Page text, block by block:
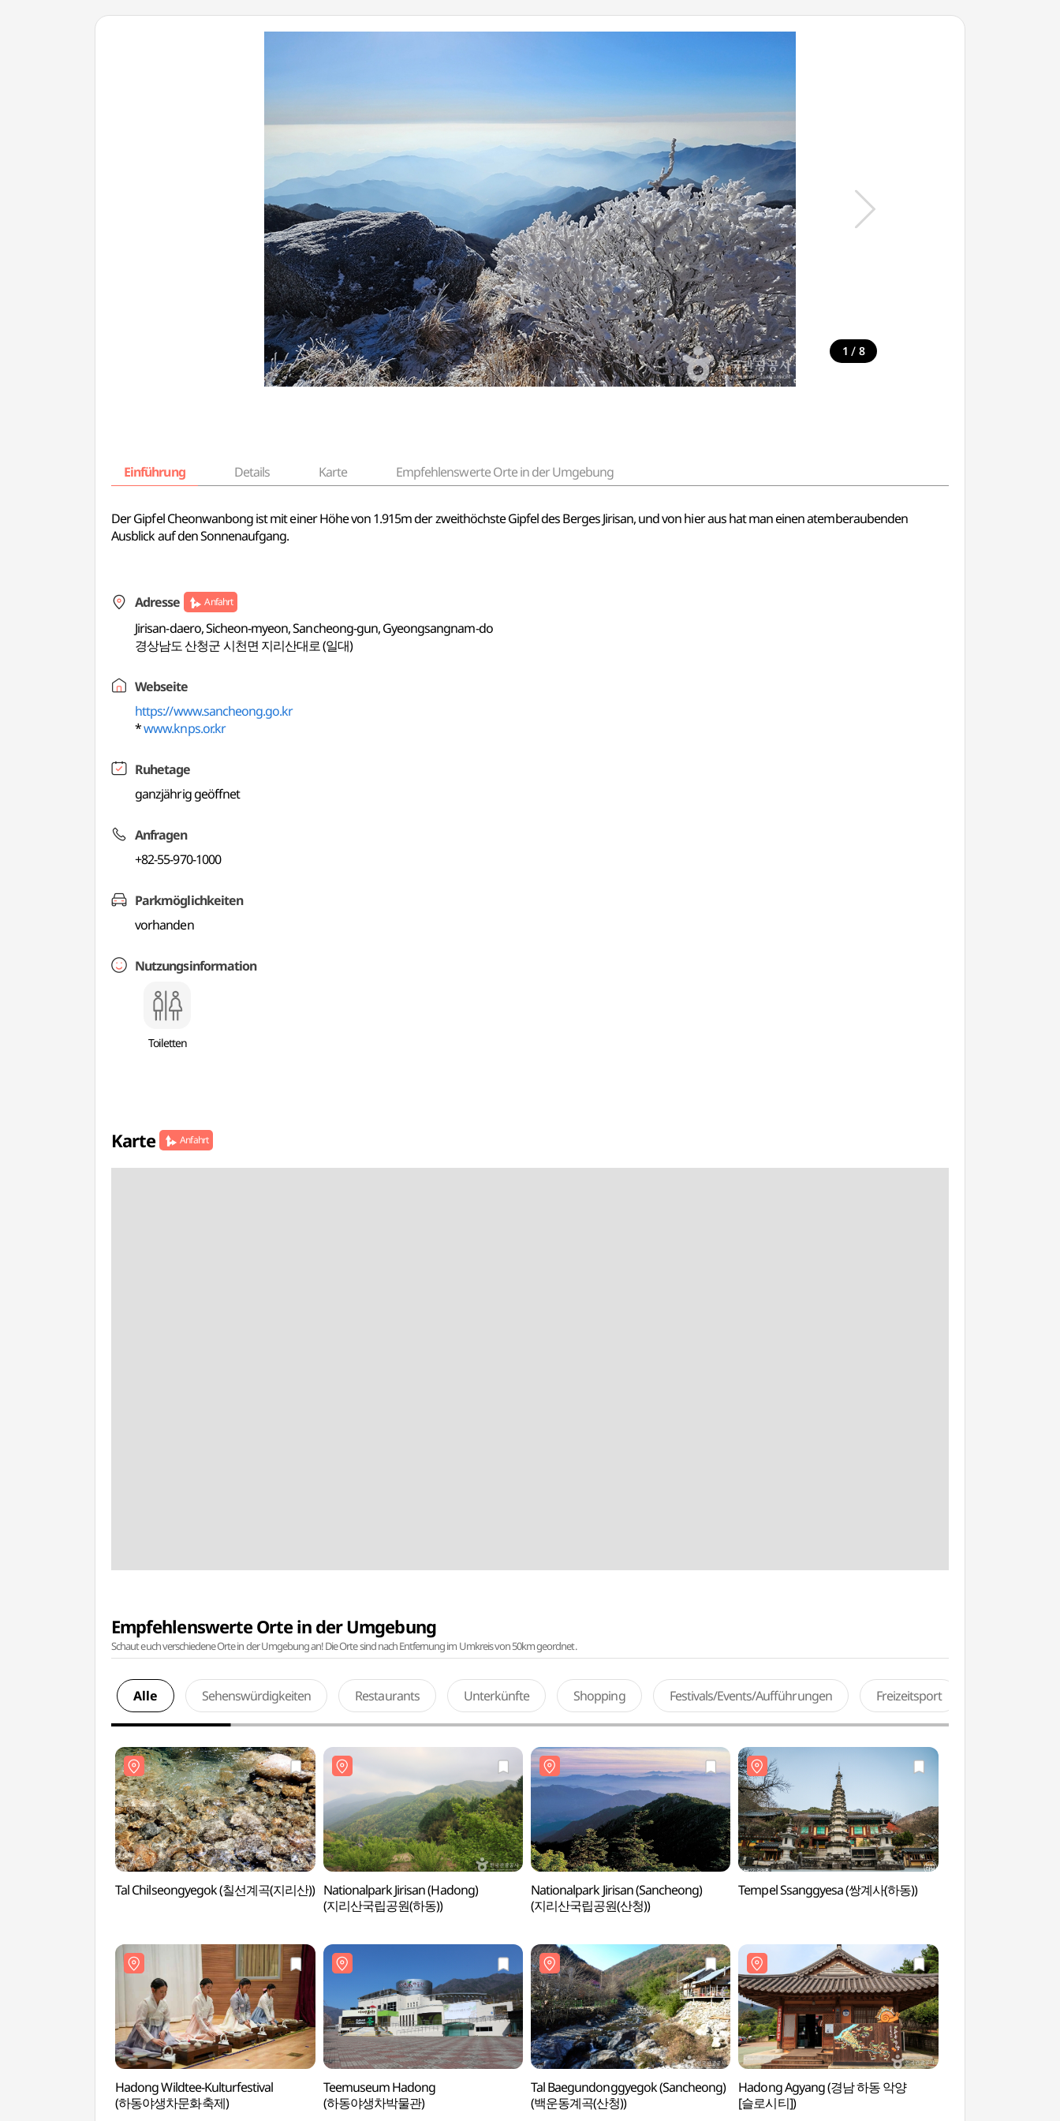
1 / 8
Einführung Details Karte Empfehlenswerte Orte in der Umgebung
Der Gipfel Cheonwanbong ist mit einer Höhe von 1.915m der zweithöchste Gipfel des Berges Jirisan, und von hier aus hat man einen atemberaubenden
Ausblick auf den Sonnenaufgang.
Adresse Anfahrt
Jirisan-daero, Sicheon-myeon, Sancheong-gun, Gyeongsangnam-do
경상남도 산청군 시천면 지리산대로 (일대)
Webseite
https://www.sancheong.go.kr
*www.knps.or.kr
Ruhetage
ganzjährig geöffnet
Anfragen
+82-55-970-1000
Parkmöglichkeiten
vorhanden
Nutzungsinformation
Toiletten
Karte Anfahrt
Empfehlenswerte Orte in der Umgebung
Schaut euch verschiedene Orte in der Umgebung an! Die Orte sind nach Entfernung im Umkreis von 50km geordnet.
Alle Sehenswürdigkeiten Restaurants Unterkünfte Shopping Festivals/Events/Aufführungen Freizeitsport
Tal Chilseongyegok (칠선계곡(지리산)) Nationalpark Jirisan (Hadong)
(지리산국립공원(하동))
Nationalpark Jirisan (Sancheong)
(지리산국립공원(산청))
Tempel Ssanggyesa (쌍계사(하동))
Hadong Wildtee-Kulturfestival
(하동야생차문화축제)
Teemuseum Hadong
(하동야생차박물관)
Tal Baegundonggyegok (Sancheong)
(백운동계곡(산청))
Hadong Agyang (경남 하동 악양
[슬로시티])